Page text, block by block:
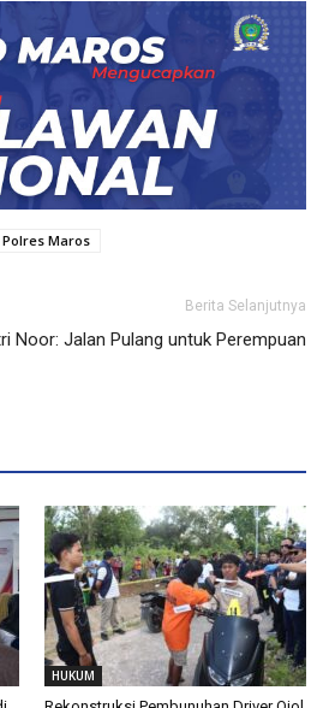
Polres Maros
Berita Selanjutnya
Noor: Jalan Pulang untuk Perempuan
HUKUM